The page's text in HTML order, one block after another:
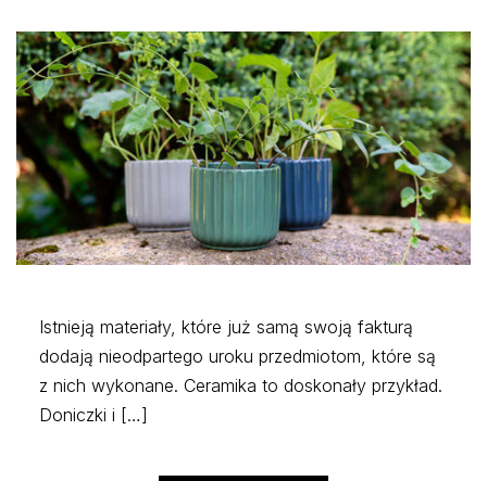
Istnieją materiały, które już samą swoją fakturą
dodają nieodpartego uroku przedmiotom, które są
z nich wykonane. Ceramika to doskonały przykład.
Doniczki i […]